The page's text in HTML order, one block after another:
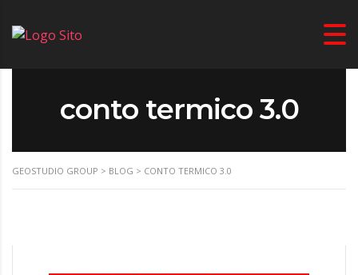
conto termico 3.0
GEOSTUDIO GROUP > BLOG > CONTO TERMICO 3.0